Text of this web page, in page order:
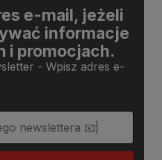
e-mail, jeżeli
informacje
i promocjach.
- Wpisz adres e-